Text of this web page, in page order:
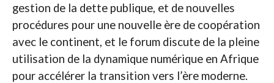
gestion de la dette publique, et de nouvelles
procédures pour une nouvelle ère de coopération
avec le continent, et le forum discute de la pleine
utilisation de la dynamique numérique en Afrique
pour accélérer la transition vers l’ère moderne.